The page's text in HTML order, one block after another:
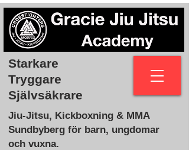
Starkare
Tryggare
Självsäkrare
Jiu-Jitsu, Kickboxning & MMA
Sundbyberg för barn, ungdomar
och vuxna.